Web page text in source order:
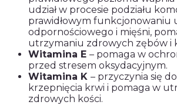
udział w procesie podziału
prawidłowym funkcjonowaniu
odpornościowego i mięśni,
utrzymaniu zdrowych zębów i
Witamina E – pomaga w
przed stresem oksydacyjnym.
Witamina K – przyczynia się
krzepnięcia krwi i pomaga w
zdrowych kości.